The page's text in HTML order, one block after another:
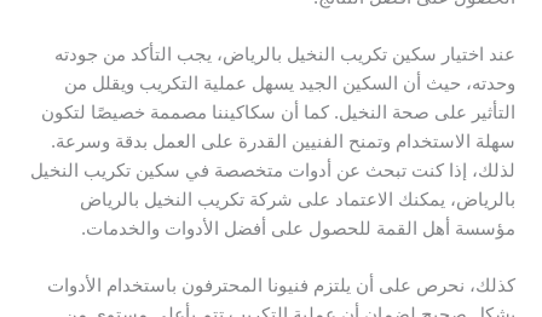
عند اختيار سكين تكريب النخيل بالرياض، يجب التأكد من جودته
وحدته، حيث أن السكين الجيد يسهل عملية التكريب ويقلل من
التأثير على صحة النخيل. كما أن سكاكيننا مصممة خصيصًا لتكون
سهلة الاستخدام وتمنح الفنيين القدرة على العمل بدقة وسرعة.
لذلك، إذا كنت تبحث عن أدوات متخصصة في سكين تكريب النخيل
بالرياض، يمكنك الاعتماد على شركة تكريب النخيل بالرياض
مؤسسة أهل القمة للحصول على أفضل الأدوات والخدمات.
كذلك، نحرص على أن يلتزم فنيونا المحترفون باستخدام الأدوات